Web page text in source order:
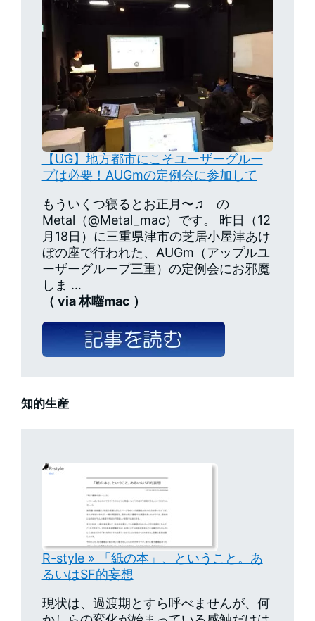
【UG】地方都市にこそユーザーグルー
プは必要！AUGmの定例会に参加して
もういくつ寝るとお正月〜♫ の
Metal（@Metal_mac）です。 昨日（12
月18日）に三重県津市の芝居小屋津あけ
ぼの座で行われた、AUGm（アップルユ
ーザーグループ三重）の定例会にお邪魔
しま …
（ via 林囓mac ）
知的生産
R-style » 「紙の本」、ということ。あ
るいはSF的妄想
現状は、過渡期とすら呼べませんが、何